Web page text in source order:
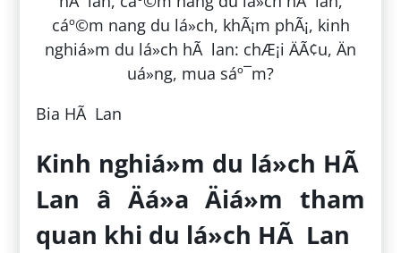
Bia HÃ Lan
Kinh nghiá»m du lá»ch HÃ
Lan â Äá»a Äiá»m tham
quan khi du lá»ch HÃ Lan